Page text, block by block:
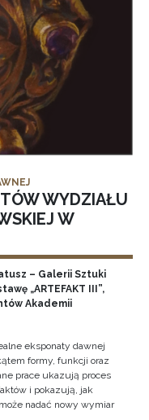
WYDZIAŁU
W
– Galerii Sztuki
„ARTEFAKT III”,
Akademii
eksponaty dawnej
formy, funkcji oraz
prace ukazują proces
i pokazują, jak
nadać nowy wymiar